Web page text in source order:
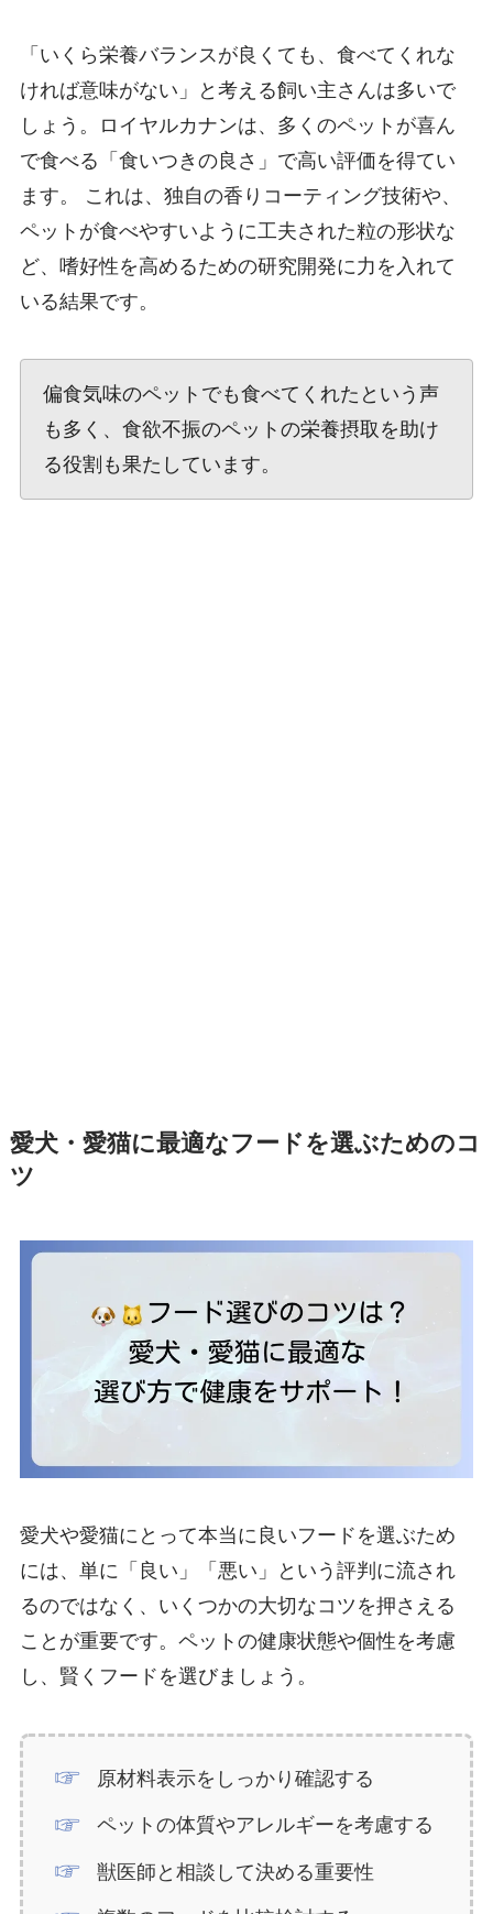
「いくら栄養バランスが良くても、食べてくれな
ければ意味がない」と考える飼い主さんは多いで
しょう。ロイヤルカナンは、多くのペットが喜ん
で食べる「食いつきの良さ」で高い評価を得てい
ます。 これは、独自の香りコーティング技術や、
ペットが食べやすいように工夫された粒の形状な
ど、嗜好性を高めるための研究開発に力を入れて
いる結果です。
偏食気味のペットでも食べてくれたという声
も多く、食欲不振のペットの栄養摂取を助け
る役割も果たしています。
愛犬・愛猫に最適なフードを選ぶためのコ
ツ
愛犬や愛猫にとって本当に良いフードを選ぶため
には、単に「良い」「悪い」という評判に流され
るのではなく、いくつかの大切なコツを押さえる
ことが重要です。ペットの健康状態や個性を考慮
し、賢くフードを選びましょう。
原材料表示をしっかり確認する
ペットの体質やアレルギーを考慮する
獣医師と相談して決める重要性